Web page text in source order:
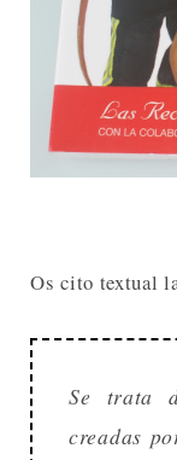
Os cito textual
Se trata
creadas